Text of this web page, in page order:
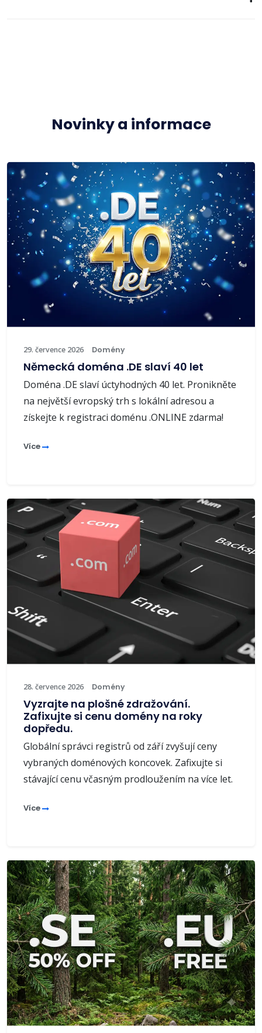
Novinky a informace
29. července 2026 Domény
Německá doména .DE slaví 40 let
Doména .DE slaví úctyhodných 40 let. Pronikněte
na největší evropský trh s lokální adresou a
získejte k registraci doménu .ONLINE zdarma!
Více
28. července 2026 Domény
Vyzrajte na plošné zdražování.
Zafixujte si cenu domény na roky
dopředu.
Globální správci registrů od září zvyšují ceny
vybraných doménových koncovek. Zafixujte si
stávající cenu včasným prodloužením na více let.
Více